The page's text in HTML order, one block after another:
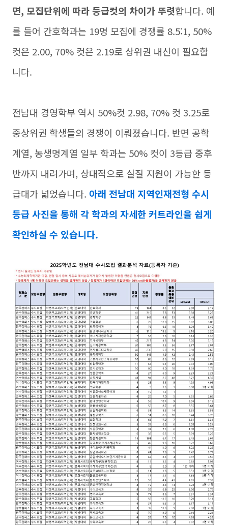
면, 모집단위에 따라 등급컷의 차이가 뚜렷합니다. 예
를 들어 간호학과는 19명 모집에 경쟁률 8.5:1, 50%
컷은 2.00, 70% 컷은 2.19로 상위권 내신이 필요합
니다.
전남대 경영학부 역시 50%컷 2.98, 70% 컷 3.25로
중상위권 학생들의 경쟁이 이뤄졌습니다. 반면 공학
계열, 농생명계열 일부 학과는 50% 컷이 3등급 중후
반까지 내려가며, 상대적으로 실질 지원이 가능한 등
급대가 넓었습니다. 아래 전남대 지역인재전형 수시
등급 사진을 통해 각 학과의 자세한 커트라인을 쉽게
확인하실 수 있습니다.